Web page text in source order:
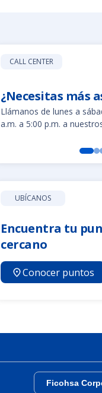
CALL CENTER
¿Necesitas más
Llámanos de lunes a
a.m. a 5:00 p.m. a
UBÍCANOS
Encuentra tu
cercano
Conocer puntos
Ficohsa